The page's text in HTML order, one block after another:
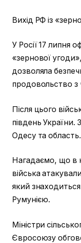
Вихід РФ із
У Росії 17 липня
«зернової
дозволяла
продовольство з
Після цього
південь
Одесу та область.
Нагадаємо, що в
війська
який
Румунією.
Міністри
Євросоюзу